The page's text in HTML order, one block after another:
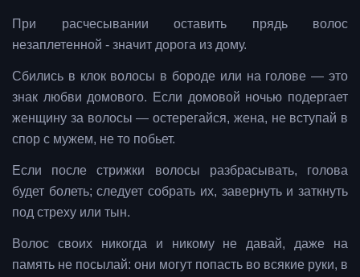
При расчесывании оставить прядь волос
незаплетенной - значит дорога из дому.
Сбились в клок волосы в бороде или на голове — это
знак любви домового. Если домовой ночью подергает
женщину за волосы — остерегайся, жена, не вступай в
спор с мужем, не то побьет.
Если после стрижки волосы разбрасывать, голова
будет болеть; следует собрать их, завернуть и заткнуть
под стреху или тын.
Волос своих никогда и никому не давай, даже на
память не посылай: они могут попасть во всякие руки, в